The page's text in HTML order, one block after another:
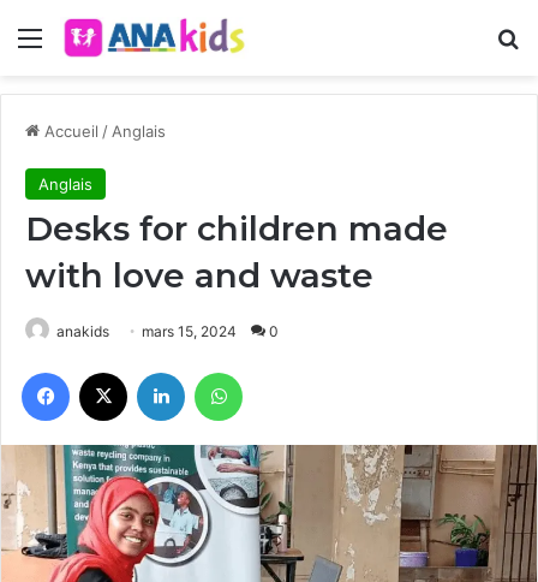
Menu
Accueil / Anglais
Anglais
Desks for children made
with love and waste
anakids mars 15, 2024 0
Facebook Linkedin